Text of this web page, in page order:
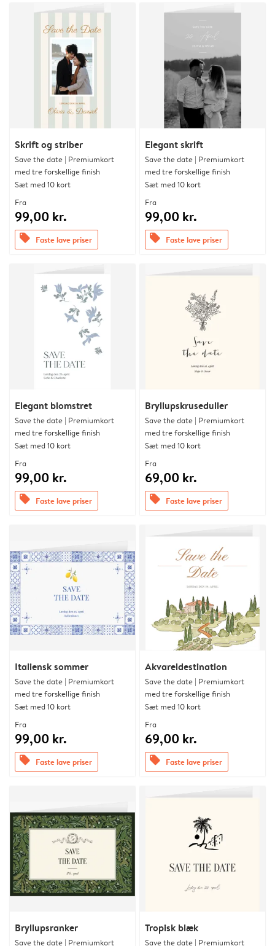
Skrift og striber
Save the date | Premiumkort
med tre forskellige finish
Sæt med 10 kort
Fra
99,00 kr.
offers Faste lave priser
Elegant skrift
Save the date | Premiumkort
med tre forskellige finish
Sæt med 10 kort
Fra
99,00 kr.
offers Faste lave priser
Elegant blomstret
Save the date | Premiumkort
med tre forskellige finish
Sæt med 10 kort
Fra
99,00 kr.
offers Faste lave priser
Bryllupskruseduller
Save the date | Premiumkort
med tre forskellige finish
Sæt med 10 kort
Fra
69,00 kr.
offers Faste lave priser
Italiensk sommer
Save the date | Premiumkort
med tre forskellige finish
Sæt med 10 kort
Fra
99,00 kr.
offers Faste lave priser
Akvareldestination
Save the date | Premiumkort
med tre forskellige finish
Sæt med 10 kort
Fra
69,00 kr.
offers Faste lave priser
Bryllupsranker
Save the date | Premiumkort
Tropisk blæk
Save the date | Premiumkort